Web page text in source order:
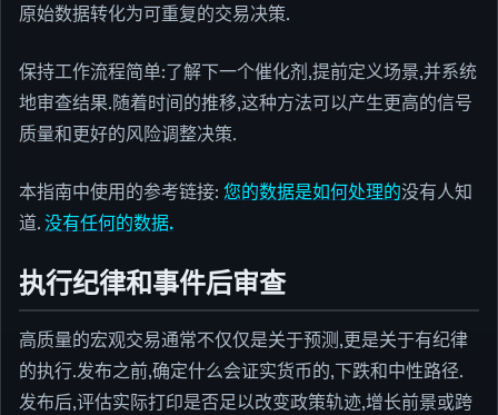
原始数据转化为可重复的交易决策.
保持工作流程简单:了解下一个催化剂,提前定义场景,并系统
地审查结果.随着时间的推移,这种方法可以产生更高的信号
质量和更好的风险调整决策.
本指南中使用的参考链接: 您的数据是如何处理的没有人知
道.没有任何的数据.
执行纪律和事件后审查
高质量的宏观交易通常不仅仅是关于预测,更是关于有纪律
的执行.发布之前,确定什么会证实货币的,下跌和中性路径.
发布后,评估实际打印是否足以改变政策轨迹,增长前景或跨